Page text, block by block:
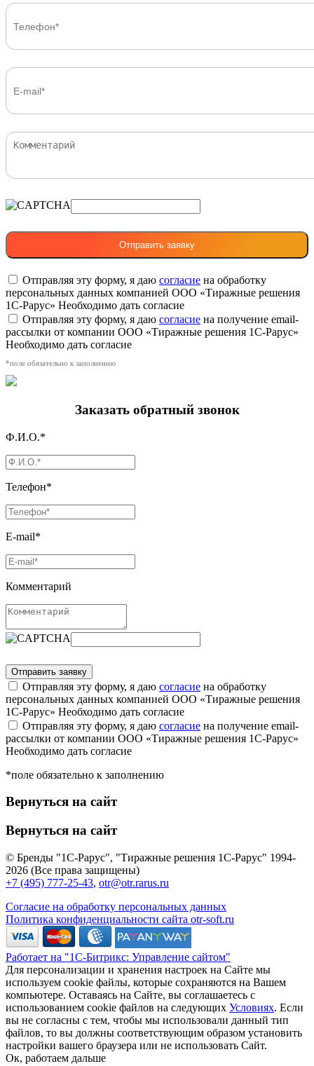
Отправляя эту форму, я даю согласие на обработку
персональных данных компанией ООО «Тиражные решения
1С-Рарус» Необходимо дать согласие
Отправляя эту форму, я даю согласие на получение email-
рассылки от компании ООО «Тиражные решения 1С-Рарус»
Необходимо дать согласие
*поле обязательно к заполнению
Заказать обратный звонок
Ф.И.О.*
Телефон*
E-mail*
Комментарий
Отправляя эту форму, я даю согласие на обработку
персональных данных компанией ООО «Тиражные решения
1С-Рарус» Необходимо дать согласие
Отправляя эту форму, я даю согласие на получение email-
рассылки от компании ООО «Тиражные решения 1С-Рарус»
Необходимо дать согласие
*поле обязательно к заполнению
Вернуться на сайт
Вернуться на сайт
© Бренды "1С-Рарус", "Тиражные решения 1С-Рарус" 1994-
2026 (Все права защищены)
+7 (495) 777-25-43, otr@otr.rarus.ru
Согласие на обработку персональных данных
Политика конфиденциальности сайта otr-soft.ru
Работает на "1С-Битрикс: Управление сайтом"
Для персонализации и хранения настроек на Сайте мы
используем cookie файлы, которые сохраняются на Вашем
компьютере. Оставаясь на Сайте, вы соглашаетесь с
использованием cookie файлов на следующих Условиях. Если
вы не согласны с тем, чтобы мы использовали данный тип
файлов, то вы должны соответствующим образом установить
настройки вашего браузера или не использовать Сайт.
Ок, работаем дальше